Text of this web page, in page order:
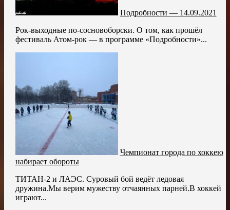
Подробности — 14.09.2021
Рок-выходные по-сосновоборски. О том, как прошёл
фестиваль Атом-рок — в программе «Подробности»...
Чемпионат города по хоккею
набирает обороты
ТИТАН-2 и ЛАЭС. Суровый бой ведёт ледовая
дружина.Мы верим мужеству отчаянных парней.В хоккей
играют...